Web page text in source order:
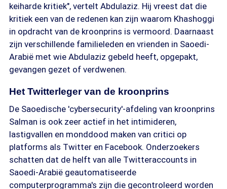
keiharde kritiek", vertelt Abdulaziz. Hij vreest dat die
kritiek een van de redenen kan zijn waarom Khashoggi
in opdracht van de kroonprins is vermoord. Daarnaast
zijn verschillende familieleden en vrienden in Saoedi-
Arabië met wie Abdulaziz gebeld heeft, opgepakt,
gevangen gezet of verdwenen.
Het Twitterleger van de kroonprins
De Saoedische 'cybersecurity'-afdeling van kroonprins
Salman is ook zeer actief in het intimideren,
lastigvallen en monddood maken van critici op
platforms als Twitter en Facebook. Onderzoekers
schatten dat de helft van alle Twitteraccounts in
Saoedi-Arabië geautomatiseerde
computerprogramma's zijn die gecontroleerd worden